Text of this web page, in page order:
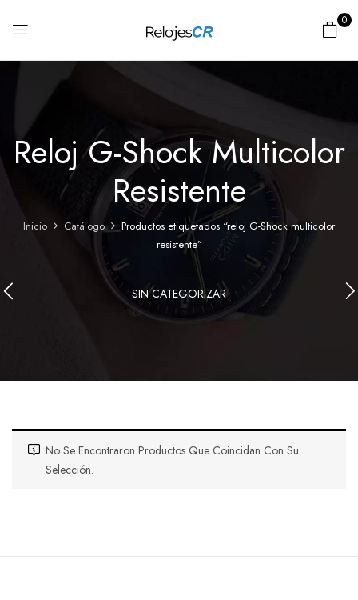
0
Reloj G-Shock Multicolor
Resistente
Inicio Catálogo
Productos etiquetados “reloj G-Shock multicolor
resistente”
SIN CATEGORIZAR
No Se Encontraron Productos Que Coincidan Con Su
Selección.